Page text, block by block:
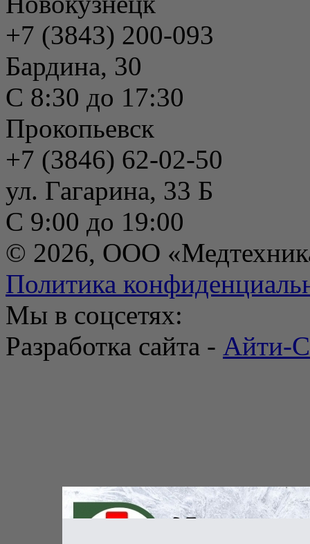
+7 (3843) 200-093
Бардина, 30
С 8:30 до 17:30
Прокопьевск
+7 (3846) 62-02-50
ул. Гагарина, 33 Б
С 9:00 до 19:00
© 2026, ООО
Политика
Мы в соцсетях:
Разработка сайта - Айти-